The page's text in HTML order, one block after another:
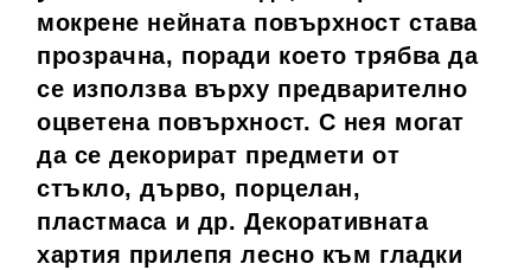
мокрене нейната повърхност става
прозрачна, поради което трябва да
се използва върху предварително
оцветена повърхност. С нея могат
да се декорират предмети от
стъкло, дърво, порцелан,
пластмаса и др. Декоративната
хартия прилепя лесно към гладки